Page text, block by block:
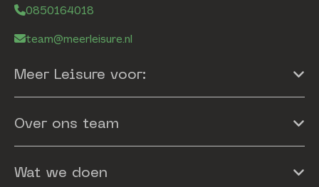
0850164018
team@meerleisure.nl
Meer Leisure voor:
Over ons team
Wat we doen